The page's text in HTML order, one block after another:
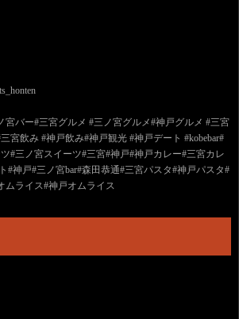
宮バー#三宮グルメ #三ノ宮グルメ#神戸グルメ #三宮
宮飲み #神戸飲み#神戸観光 #神戸デート #kobebar#
#三ノ宮スイーツ#三宮#神戸#神戸カレー#三宮カレ
#神戸#三ノ宮bar#森田恭通#三宮パスタ#神戸パスタ#
ムライス#神戸オムライス